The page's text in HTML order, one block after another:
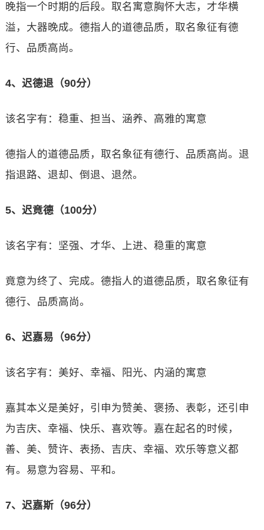
晚指一个时期的后段。取名寓意胸怀大志，才华横
溢，大器晚成。德指人的道德品质，取名象征有德
行、品质高尚。
4、迟德退（90分）
该名字有：稳重、担当、涵养、高雅的寓意
德指人的道德品质，取名象征有德行、品质高尚。退
指退路、退却、倒退、退然。
5、迟竟德（100分）
该名字有：坚强、才华、上进、稳重的寓意
竟意为终了、完成。德指人的道德品质，取名象征有
德行、品质高尚。
6、迟嘉易（96分）
该名字有：美好、幸福、阳光、内涵的寓意
嘉其本义是美好，引申为赞美、褒扬、表彰，还引申
为吉庆、幸福、快乐、喜欢等。嘉在起名的时候，
善、美、赞许、表扬、吉庆、幸福、欢乐等意义都
有。易意为容易、平和。
7、迟嘉斯（96分）